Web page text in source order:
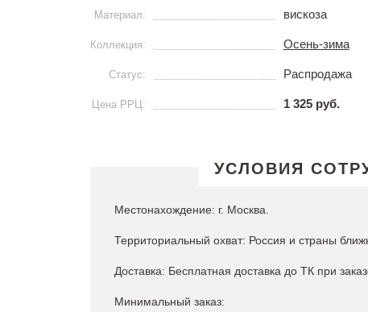
Материал: вискоза
Коллекция: Осень-зима
Статус: Распродажа
Цена РРЦ: 1 325 руб.
УСЛОВИЯ
Местонахождение: г. Москва.
Территориальный охват: Россия и страны
Доставка: Бесплатная доставка до ТК при
Минимальный заказ: